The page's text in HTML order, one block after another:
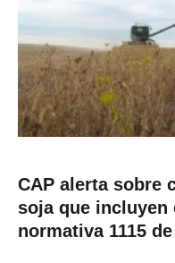
CAP alerta sobre
soja que
normativa 1115